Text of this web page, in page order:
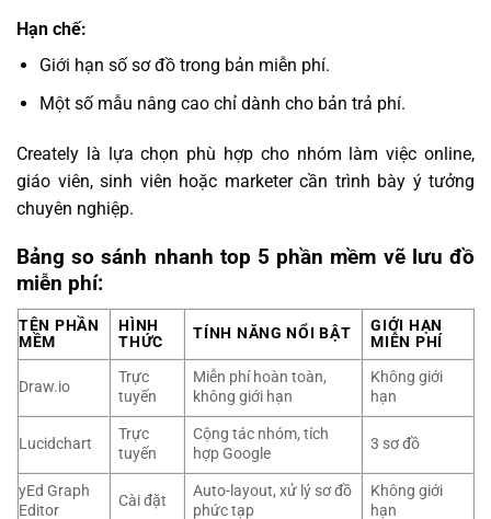
Hạn chế:
Giới hạn số sơ đồ trong bản miễn phí.
Một số mẫu nâng cao chỉ dành cho bản trả phí.
Creately là lựa chọn phù hợp cho nhóm làm việc online,
giáo viên, sinh viên hoặc marketer cần trình bày ý tưởng
chuyên nghiệp.
Bảng so sánh nhanh top 5 phần mềm vẽ lưu đồ
miễn phí:
TÊN PHẦN
MỀM
HÌNH
THỨC
TÍNH NĂNG NỔI BẬT
GIỚI HẠN
MIỄN PHÍ
Draw.io
Trực
tuyến
Miễn phí hoàn toàn,
không giới hạn
Không giới
hạn
Lucidchart
Trực
tuyến
Cộng tác nhóm, tích
hợp Google
3 sơ đồ
yEd Graph
Editor
Cài đặt
Auto-layout, xử lý sơ đồ
phức tạp
Không giới
hạn